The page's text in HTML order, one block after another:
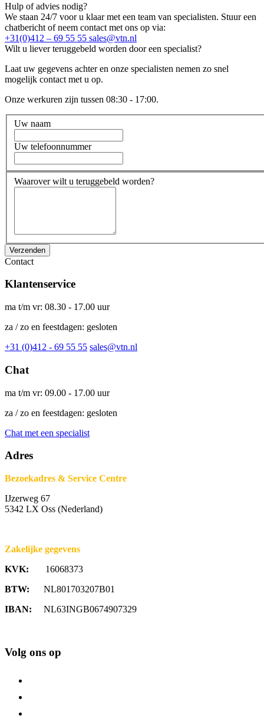
Hulp of advies nodig?
We staan 24/7 voor u klaar met een team van specialisten. Stuur een
chatbericht of neem contact met ons op via:
+31(0)412 – 69 55 55 sales@vtn.nl
Wilt u liever teruggebeld worden door een specialist?
Laat uw gegevens achter en onze specialisten nemen zo snel
mogelijk contact met u op.
Onze werkuren zijn tussen 08:30 - 17:00.
Uw naam
Uw telefoonnummer
Waarover wilt u teruggebeld worden?
Verzenden
Contact
Klantenservice
ma t/m vr: 08.30 - 17.00 uur
za / zo en feestdagen: gesloten
+31 (0)412 - 69 55 55 sales@vtn.nl
Chat
ma t/m vr: 09.00 - 17.00 uur
za / zo en feestdagen: gesloten
Chat met een specialist
Adres
Bezoekadres & Service Centre
IJzerweg 67
5342 LX Oss (Nederland)
Zakelijke gegevens
KVK: 16068373
BTW: NL801703207B01
IBAN: NL63INGB0674907329
Volg ons op